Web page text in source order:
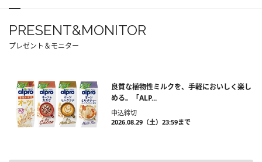
PRESENT&MONITOR
プレゼント＆モニター
良質な植物性ミルクを、手軽においしく楽し
める。「ALP...
申込締切
2026.08.29（土）23:59まで